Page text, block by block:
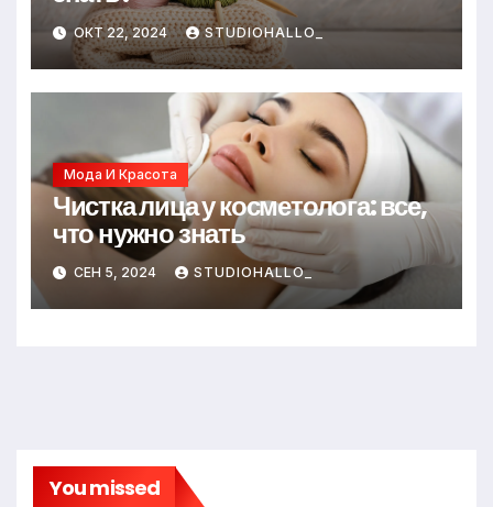
ОКТ 22, 2024 STUDIOHALLO_
Мода И Красота
Чистка лица у косметолога: все,
что нужно знать
СЕН 5, 2024 STUDIOHALLO_
You missed